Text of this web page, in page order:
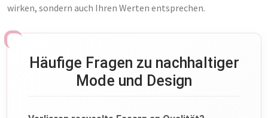
wirken, sondern auch Ihren Werten entsprechen.
Häufige Fragen zu nachhaltiger
Mode und Design